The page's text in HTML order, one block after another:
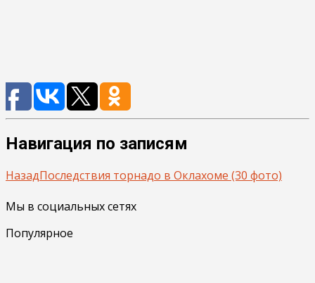
Навигация по записям
НазадПоследствия торнадо в Оклахоме (30 фото)
Мы в социальных сетях
Популярное